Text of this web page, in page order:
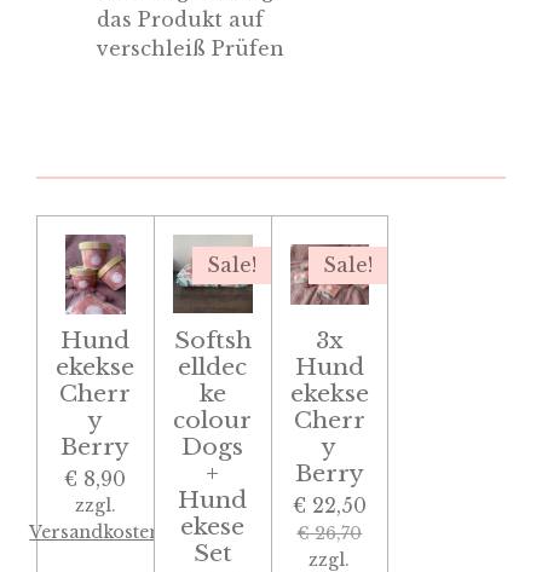
das Produkt auf
verschleiß Prüfen
Hund
ekekse
Cherr
y
Berry
€ 8,90
zzgl.
Versandkosten
Sale!
Softsh
elldec
ke
colour
Dogs
+
Hund
ekese
Set
Sale!
3x
Hund
ekekse
Cherr
y
Berry
€ 22,50
€ 26,70
zzgl.